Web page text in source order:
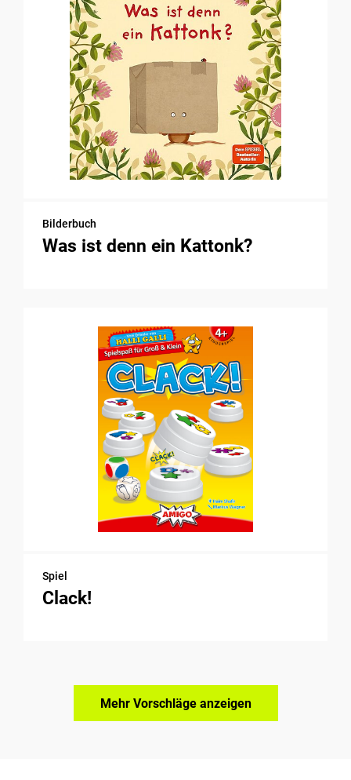
Bilderbuch
Was ist denn ein Kattonk?
Spiel
Clack!
Mehr Vorschläge anzeigen